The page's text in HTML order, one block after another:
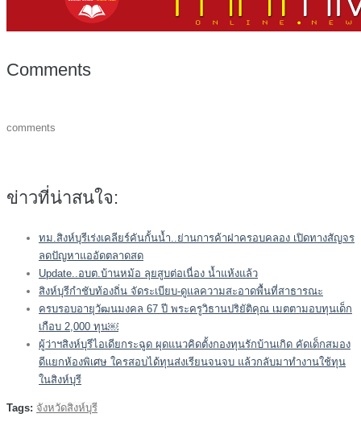
Comments
comments
ข่าวที่น่าสนใจ:
ทม.สิงห์บุรีเร่งเคลียร์คันกั้นน้ำ..ย่านการค้าฝาครอบคลอง เปิดทางสัญจร
ลดปัญหาแออัดตลาดสด
Update..อบต.บ้านหม้อ ลุยสูบต่อเนื่อง น้ำแห้งแล้ว
สิงห์บุรีกำชับท้องถิ่น จัดระเบียบ-ดูแลความสะอาดพื้นที่สาธารณะ
ครบรอบอายุวัฒนมงคล 67 ปี พระครูวิธานปริยัติคุณ เมตตามอบทุนเด็ก
เกือบ 2,000 ทุน￼
ผู้ว่าฯสิงห์บุรีไอเดียกระฉูด ผุดแนวคิดตั้งกองทุนรักบ้านเกิด คัดเด็กสมอง
ดีแยกห้องพิเศษ ใครสอบได้ทุนส่งเรียนจนจบ แล้วกลับมาทำงานใช้ทุน
ในสิงห์บุรี
Tags: จังหวัดสิงห์บุรี